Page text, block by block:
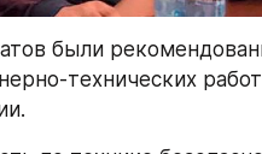
были
технических